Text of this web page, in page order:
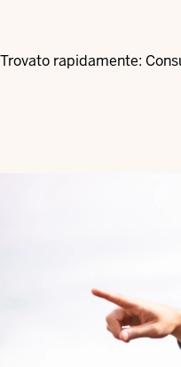
Trovato rapidamente: